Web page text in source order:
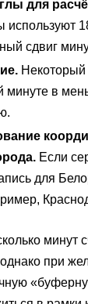
для
используют
сдвиг
Некоторый
минуте в
Если
для
минут
при